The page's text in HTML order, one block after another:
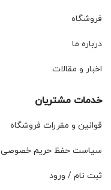
فروشگاه
درباره ما
اخبار و مقالات
خدمات مشتریان
قوانین و مقررات فروشگاه
سیاست حفظ حریم خصوصی
ثبت نام / ورود